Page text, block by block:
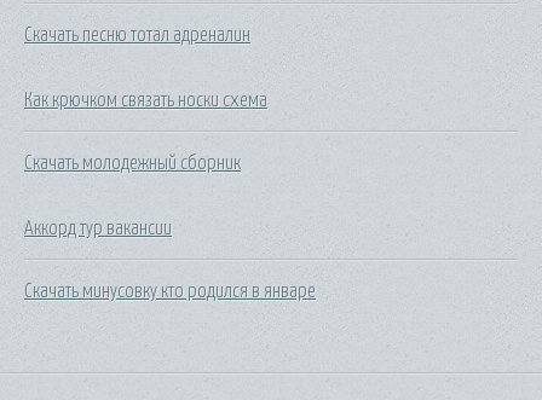
Скачать песню тотал адреналин
Как крючком связать носки схема
Скачать молодежный сборник
Аккорд тур вакансии
Скачать минусовку кто родился в январе